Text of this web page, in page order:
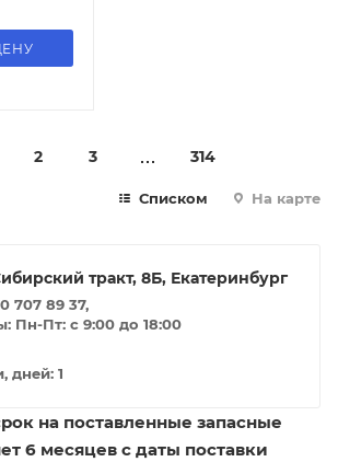
2 3 314
Списком На карте
тракт, 8Б, Екатеринбург
707 89 37,
Пн-Пт: с 9:00 до 18:00
дней: 1
на поставленные запасные
6 месяцев с даты поставки